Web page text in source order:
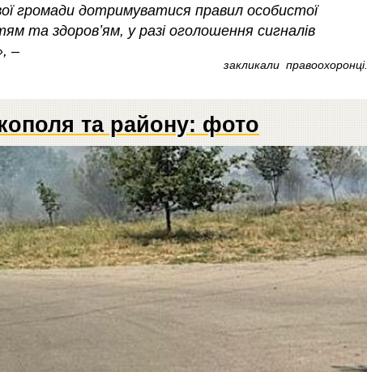
громади дотримуватися правил особистої
та здоровʼям, у разі оголошення сигналів
–
закликали правоохоронці.
та району: фото